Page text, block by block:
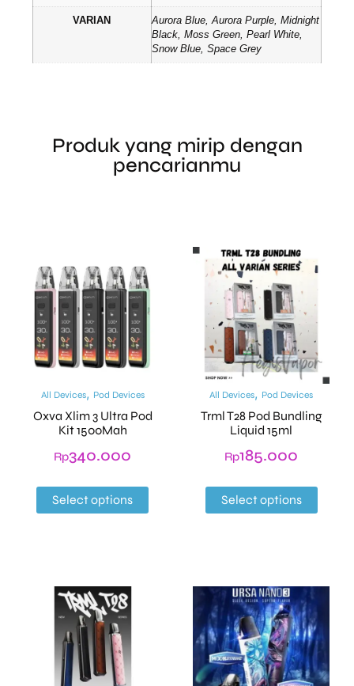
VARIAN
Aurora Blue, Aurora Purple, Midnight
Black, Moss Green, Pearl White,
Snow Blue, Space Grey
Produk yang mirip dengan
pencarianmu
All Devices, Pod Devices
Oxva Xlim 3 Ultra Pod
Kit 1500Mah
Rp340.000
Select options
All Devices, Pod Devices
Trml T28 Pod Bundling
Liquid 15ml
Rp185.000
Select options